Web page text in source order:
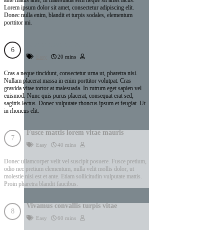
Lorem ipsum dolor sit amet, consectetur adipiscing elit.
Donec nulla enim, blandit et turpis sodales, elementum
porttitor mi.
20 mins
Cras a neque tincidunt, consectetur urna ut, pharetra nisi.
Nullam placerat massa in enim porttitor volutpat. Cras
gravida vitae tortor at malesuada. In rutrum eget sapien vel
euismod. Nunc quis purus placerat, consequat erat sed,
sagittis lectus. Donec vulputate rhoncus ipsum et feugiat. Ut
in rhoncus elit.
Fusce mattis lorem vitae mauris
Easy 40 mins
Donec ullamcorper velit vel suscipit posuere. Fusce pretium,
odio nec pretium elementum, nulla velit mollis dolor, ut
molestie nisi est et ante. Etiam sollicitudin vulputate mattis.
Proin pharetra blandit faucibus.
Vivamus convallis turpis vitae
Easy 60 mins